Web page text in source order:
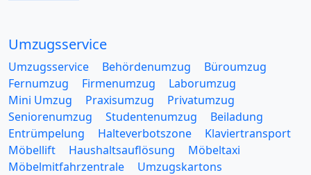
Umzugsservice
Umzugsservice Behördenumzug
Büroumzug
Fernumzug
Firmenumzug
Laborumzug
Mini Umzug
Praxisumzug
Privatumzug
Seniorenumzug
Studentenumzug
Beiladung
Entrümpelung
Halteverbotszone
Klaviertransport
Möbellift
Haushaltsauflösung
Möbeltaxi
Möbelmitfahrzentrale
Umzugskartons